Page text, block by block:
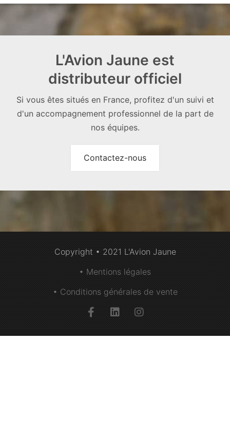
L'Avion Jaune est
distributeur officiel
Si vous êtes situés en France, profitez d'un suivi et
d'un accompagnement professionnel de la part de
nos équipes.
Contactez-nous
Copyright • 2021 L'Avion Jaune
• Mentions légales
• Conditions générales de vente